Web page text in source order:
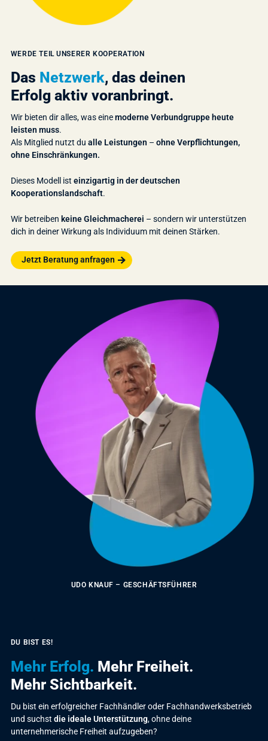
WERDE TEIL UNSERER KOOPERATION
Das Netzwerk, das deinen
Erfolg aktiv voranbringt.
Wir bieten dir alles, was einemoderne Verbundgruppe heute
leisten muss.
Als Mitglied nutzt du alle Leistungen – ohne Verpflichtungen,
ohne Einschränkungen.
Dieses Modell ist einzigartig in der deutschen
Kooperationslandschaft.
Wir betreiben keine Gleichmacherei – sondern wir unterstützen
dich in deiner Wirkung als Individuum mit deinen Stärken.
Jetzt Beratung anfragen
UDO KNAUF – GESCHÄFTSFÜHRER
DU BIST ES!
Mehr Erfolg. Mehr Freiheit.
Mehr Sichtbarkeit.
Du bist ein erfolgreicher Fachhändler oder Fachhandwerksbetrieb
und suchst die ideale Unterstützung, ohne deine
unternehmerische Freiheit aufzugeben?